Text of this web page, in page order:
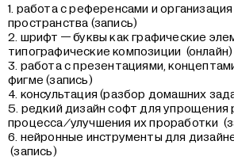
1. работа с референсами и
пространства (запись)
2. шрифт — буквы как графические
типографические композиции (онлайн)
3. работа с презентациями,
фигме (запись)
4. консультация (разбор домашних
5. редкий дизайн софт для упрощения
процесса/улучшения их проработки
6. нейронные инструменты для
(запись)